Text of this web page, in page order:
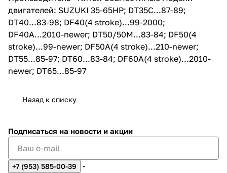
двигателей: SUZUKI 35-65HP; DT35C...87-89;
DT40...83-98; DF40(4 stroke)...99-2000;
DF40A...2010-newer; DT50/50M...83-84; DF50(4
stroke)...99-newer; DF50A(4 stroke)...210-newer;
DT55...85-97; DT60...83-84; DF60A(4 stroke)...2010-
newer; DT65...85-97
Назад к списку
Подписаться на новости и акции
+7 (953) 585-00-39